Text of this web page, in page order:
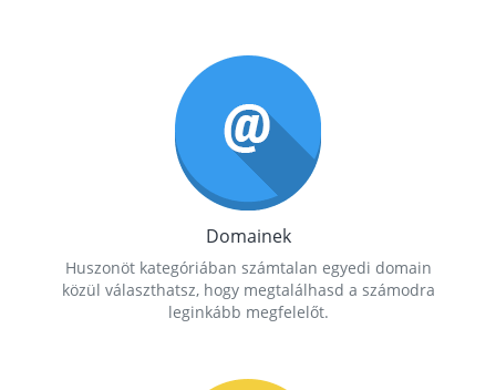
Domainek
Huszonöt kategóriában számtalan egyedi domain
közül választhatsz, hogy megtalálhasd a számodra
leginkább megfelelőt.